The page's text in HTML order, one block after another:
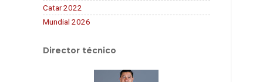
Catar 2022
Mundial 2026
Director técnico